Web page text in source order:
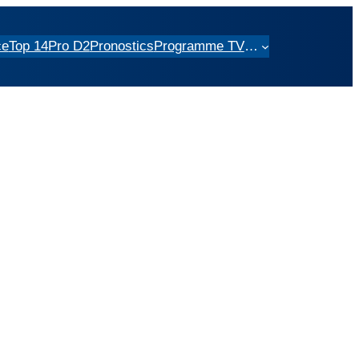
Top 14Pro D2PronosticsProgramme TV…